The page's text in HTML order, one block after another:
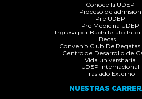
Conoce la UDEP
Proceso de admisión
Pre UDEP
Pre Medicina UDEP
Ingresa por Bachillerato
Becas
Convenio Club De Regatas
Centro de Desarrollo de
Vida universitaria
UDEP Internacional
Traslado Externo
NUESTRAS